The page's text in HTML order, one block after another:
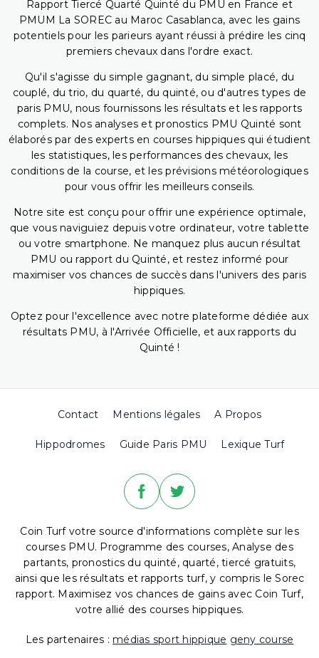
Rapport Tiercé Quarté Quinté du PMU en France et
PMUM La SOREC au Maroc Casablanca, avec les gains
potentiels pour les parieurs ayant réussi à prédire les cinq
premiers chevaux dans l'ordre exact.
Qu'il s'agisse du simple gagnant, du simple placé, du
couplé, du trio, du quarté, du quinté, ou d'autres types de
paris PMU, nous fournissons les résultats et les rapports
complets. Nos analyses et pronostics PMU Quinté sont
élaborés par des experts en courses hippiques qui étudient
les statistiques, les performances des chevaux, les
conditions de la course, et les prévisions météorologiques
pour vous offrir les meilleurs conseils.
Notre site est conçu pour offrir une expérience optimale,
que vous naviguiez depuis votre ordinateur, votre tablette
ou votre smartphone. Ne manquez plus aucun résultat
PMU ou rapport du Quinté, et restez informé pour
maximiser vos chances de succès dans l'univers des paris
hippiques.
Optez pour l'excellence avec notre plateforme dédiée aux
résultats PMU, à l'Arrivée Officielle, et aux rapports du
Quinté !
Contact Mentions légales A Propos
Hippodromes Guide Paris PMU Lexique Turf
Coin Turf votre source d'informations complète sur les
courses PMU. Programme des courses, Analyse des
partants, pronostics du quinté, quarté, tiercé gratuits,
ainsi que les résultats et rapports turf, y compris le Sorec
rapport. Maximisez vos chances de gains avec Coin Turf,
votre allié des courses hippiques.
Les partenaires : médias sport hippique geny course